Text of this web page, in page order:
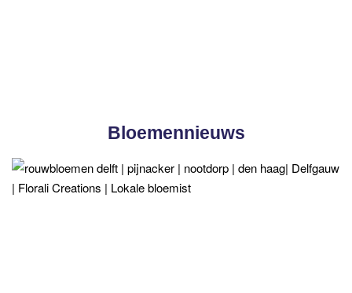
Bloemennieuws